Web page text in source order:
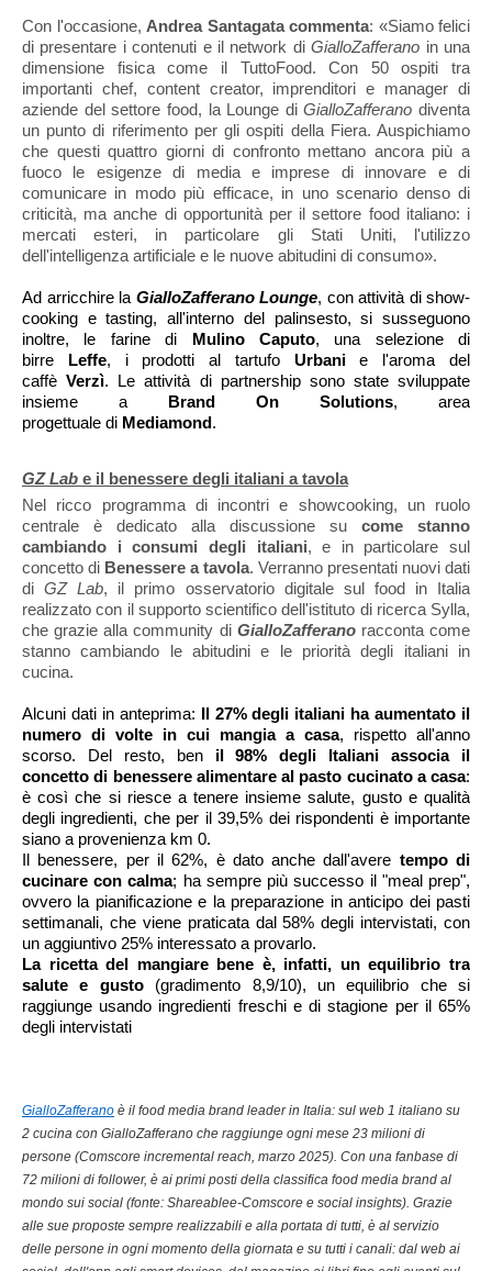
Con l'occasione, Andrea Santagata commenta: «Siamo felici
di presentare i contenuti e il network diGialloZafferano in una
dimensione fisica come il TuttoFood. Con 50 ospiti tra
importanti chef, content creator, imprenditori e manager di
aziende del settore food, la Lounge diGialloZafferano diventa
un punto di riferimento per gli ospiti della Fiera. Auspichiamo
che questi quattro giorni di confronto mettano ancora più a
fuoco le esigenze di media e imprese di innovare e di
comunicare in modo più efficace, in uno scenario denso di
criticità, ma anche di opportunità per il settore food italiano: i
mercati esteri, in particolare gli Stati Uniti, l'utilizzo
dell'intelligenza artificiale e le nuove abitudini di consumo».
Ad arricchire la GialloZafferano Lounge, con attività di show-
cooking e tasting, all'interno del palinsesto, si susseguono
inoltre, le farine di
Mulino Caputo, una selezione di
birre
Leffe, i prodotti al tartufo Urbanie l'aroma del
caffèVerzì.
Le attività di partnership sono state sviluppate
insieme a
Brand On Solutions, area
progettuale di Mediamond .
GZ Lab e il benessere degli italiani a tavola
Nel ricco programma di incontri e showcooking, un ruolo
centrale è dedicato alla discussione su come stanno
cambiando i consumi degli italiani, e in particolare sul
concetto di Benessere a tavola. Verranno presentati nuovi dati
diGZ Lab, il primo osservatorio digitale sul food in Italia
realizzato con il supporto scientifico dell'istituto di ricerca Sylla,
che grazie alla community di GialloZafferanoracconta come
stanno cambiando le abitudini e le priorità degli italiani in
cucina.
Alcuni dati in anteprima:
Il 27% degli italiani ha aumentato il
numero di volte in cui mangia a casa, rispetto all'anno
scorso. Del resto, ben il 98% degli Italiani associa il
concetto di benessere alimentare al pasto cucinato a casa:
è così che si riesce a tenere insieme salute, gusto e qualità
degli ingredienti, che per il 39,5% dei rispondenti è importante
siano a provenienza km 0.
Il benessere, per il 62%, è dato anche dall'avere tempo di
cucinare con calma; ha sempre più successo il "meal prep",
ovvero la pianificazione e la preparazione in anticipo dei pasti
settimanali, che viene praticata dal 58% degli intervistati, con
un aggiuntivo 25% interessato a provarlo.
La ricetta del mangiare bene è, infatti, un equilibrio tra
salute e gusto(gradimento 8,9/10), un equilibrio che si
raggiunge usando ingredienti freschi e di stagione per il 65%
degli intervistati
GialloZafferano è il food media brand leader in Italia: sul web 1 italiano su
2 cucina con GialloZafferano che raggiunge ogni mese 23 milioni di
persone (Comscore incremental reach, marzo 2025). Con una fanbase di
72 milioni di follower, è ai primi posti della classifica food media brand al
mondo sui social (fonte: Shareablee-Comscore e social insights). Grazie
alle sue proposte sempre realizzabili e alla portata di tutti, è al servizio
delle persone in ogni momento della giornata e su tutti i canali: dal web ai